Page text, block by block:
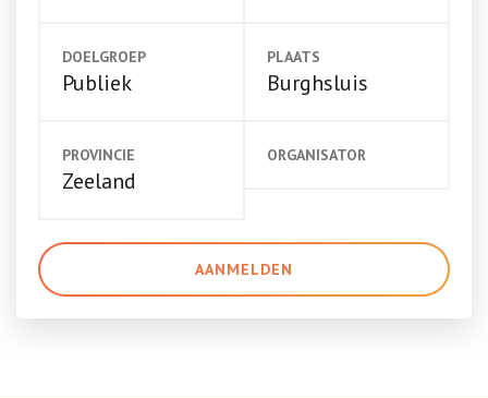
DOELGROEP
Publiek
PLAATS
Burghsluis
PROVINCIE
Zeeland
ORGANISATOR
AANMELDEN